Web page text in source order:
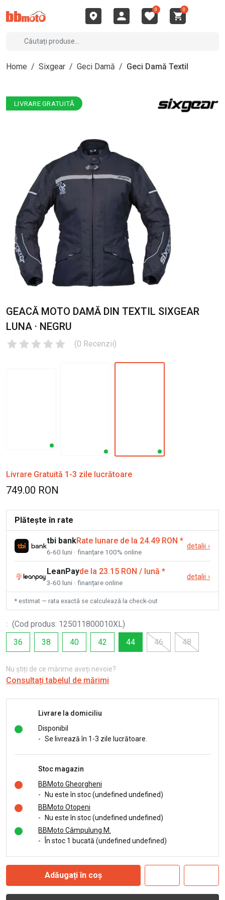
0 0
Home / Sixgear / Geci Damă / Geci Damă Textil
LIVRARE GRATUITĂ
GEACĂ MOTO DAMĂ DIN TEXTIL SIXGEAR
LUNA · NEGRU
(0 Recenzii)
Livrare Gratuită 1-3 zile lucrătoare
749.00 RON
Plătește în rate
tbi bankRate lunare de la 24.49 RON *
6-60 luni · finanțare 100% online
detalii ›
LeanPayde la 23.15 RON / lună *
3-60 luni · finanțare online
detalii ›
* estimat — rata exactă se calculează la check-out
: (Cod produs: 125011800010XL)
36
38 40 42 44 46 48
Nu știți de ce mărime aveți nevoie?
Consultați tabelul de mărimi
Livrare la domiciliu
Disponibil
- Se livrează în 1-3 zile lucrătoare.
Stoc magazin
BBMoto Gheorgheni
-
Nu este în stoc (undefined undefined)
BBMoto Otopeni
-
Nu este în stoc (undefined undefined)
BBMoto Câmpulung M.
-
În stoc 1 bucată (undefined undefined)
Adăugați în coș